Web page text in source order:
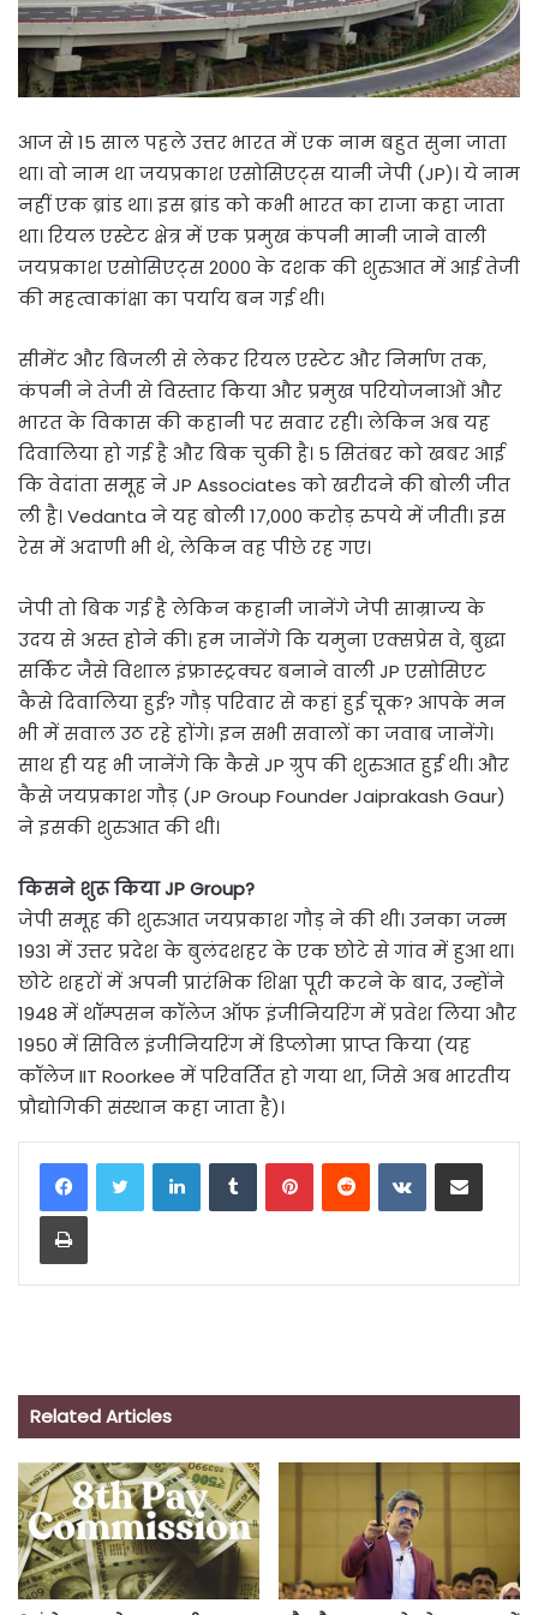
आज से 15 साल पहले उत्तर भारत में एक नाम बहुत सुना जाता
था। वो नाम था जयप्रकाश एसोसिएट्स यानी जेपी (JP)। ये नाम
नहीं एक ब्रांड था। इस ब्रांड को कभी भारत का राजा कहा जाता
था। रियल एस्टेट क्षेत्र में एक प्रमुख कंपनी मानी जाने वाली
जयप्रकाश एसोसिएट्स 2000 के दशक की शुरुआत में आई तेजी
की महत्वाकांक्षा का पर्याय बन गई थी।
सीमेंट और बिजली से लेकर रियल एस्टेट और निर्माण तक,
कंपनी ने तेजी से विस्तार किया और प्रमुख परियोजनाओं और
भारत के विकास की कहानी पर सवार रही। लेकिन अब यह
दिवालिया हो गई है और बिक चुकी है। 5 सितंबर को खबर आई
कि वेदांता समूह ने JP Associates को खरीदने की बोली जीत
ली है। Vedanta ने यह बोली 17,000 करोड़ रुपये में जीती। इस
रेस में अदाणी भी थे, लेकिन वह पीछे रह गए।
जेपी तो बिक गई है लेकिन कहानी जानेंगे जेपी साम्राज्य के
उदय से अस्त होने की। हम जानेंगे कि यमुना एक्सप्रेस वे, बुद्धा
सर्किट जैसे विशाल इंफ्रास्ट्रक्चर बनाने वाली JP एसोसिएट
कैसे दिवालिया हुई? गौड़ परिवार से कहां हुई चूक? आपके मन
भी में सवाल उठ रहे होंगे। इन सभी सवालों का जवाब जानेंगे।
साथ ही यह भी जानेंगे कि कैसे JP ग्रुप की शुरुआत हुई थी। और
कैसे जयप्रकाश गौड़ (JP Group Founder Jaiprakash Gaur)
ने इसकी शुरुआत की थी।
किसने शुरू किया JP Group?
जेपी समूह की शुरुआत जयप्रकाश गौड़ ने की थी। उनका जन्म
1931 में उत्तर प्रदेश के बुलंदशहर के एक छोटे से गांव में हुआ था।
छोटे शहरों में अपनी प्रारंभिक शिक्षा पूरी करने के बाद, उन्होंने
1948 में थॉम्पसन कॉलेज ऑफ इंजीनियरिंग में प्रवेश लिया और
1950 में सिविल इंजीनियरिंग में डिप्लोमा प्राप्त किया (यह
कॉलेज IIT Roorkee में परिवर्तित हो गया था, जिसे अब भारतीय
प्रौद्योगिकी संस्थान कहा जाता है)।
LinkedInTumblrPinterestReddit VKontakteShare via Email
Print
Related Articles